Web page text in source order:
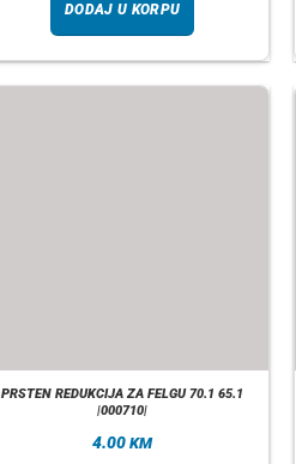
DODAJ U KORPU
PRSTEN REDUKCIJA ZA FELGU 70.1 65.1
|000710|
4.00 KM